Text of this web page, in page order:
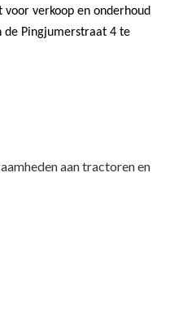
verkoop en onderhoud
de Pingjumerstraat 4 te
aan tractoren en